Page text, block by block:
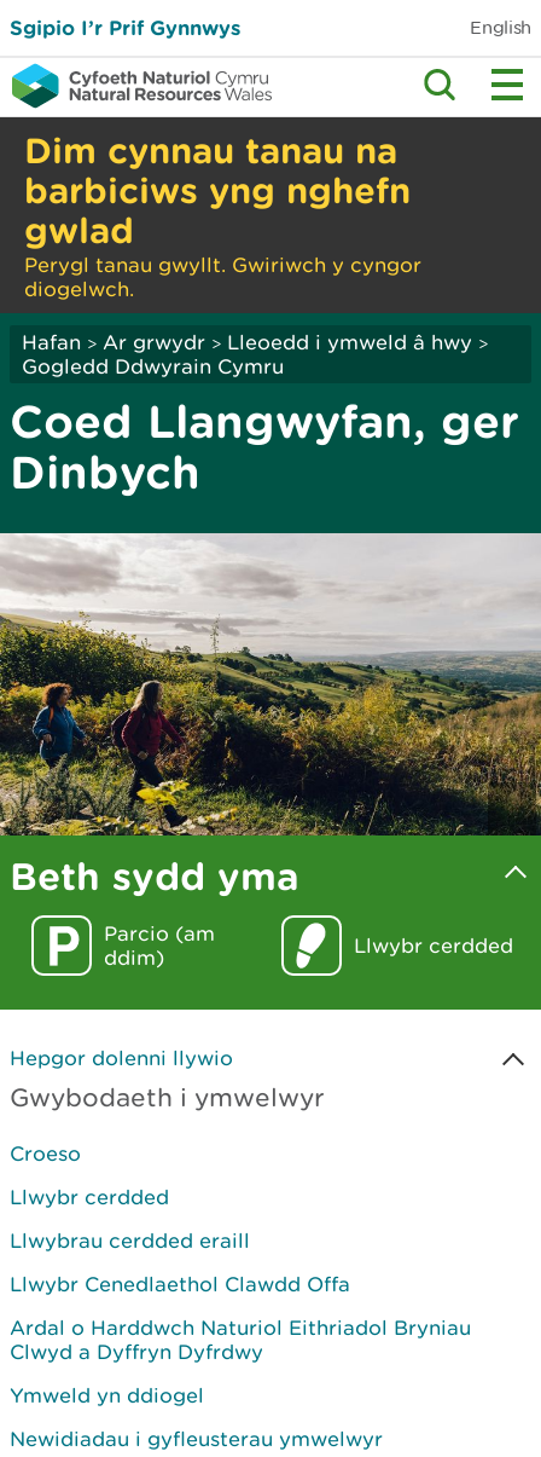
Sgipio I’r Prif Gynnwys English
Dim cynnau tanau na
barbiciws yng nghefn
gwlad
Perygl tanau gwyllt. Gwiriwch y cyngor
diogelwch.
Hafan > Ar grwydr > Lleoedd i ymweld â hwy >
Gogledd Ddwyrain Cymru
Coed Llangwyfan, ger
Dinbych
Beth sydd yma
Parcio (am
ddim)
Llwybr cerdded
Hepgor dolenni llywio
Gwybodaeth i ymwelwyr
Croeso
Llwybr cerdded
Llwybrau cerdded eraill
Llwybr Cenedlaethol Clawdd Offa
Ardal o Harddwch Naturiol Eithriadol Bryniau
Clwyd a Dyffryn Dyfrdwy
Ymweld yn ddiogel
Newidiadau i gyfleusterau ymwelwyr